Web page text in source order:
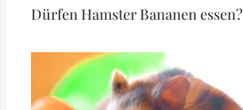
Dürfen Hamster Bananen essen?